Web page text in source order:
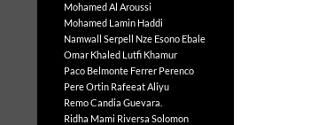
Mohamed Al Aroussi
Mohamed Lamin Haddi
Namwall Serpell Nze Esono Ebale
Omar Khaled Lutfi Khamur
Paco Belmonte Ferrer Perenco
Pere Ortin Rafeeat Aliyu
Remo Candia Guevara.
Ridha Mami Riversa Solomon